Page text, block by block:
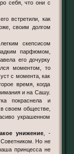
себя, что они с
встретили, как
своим долгом
скепсисом
парфюмом,
его дочурку
моментом, то
с момента, как
время, когда
и на Сашу.
покраснела и
своем обществе,
украшенном
унижение, -
Но не
принцесса не